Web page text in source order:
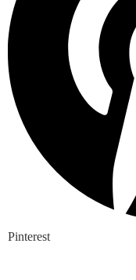
Pinterest